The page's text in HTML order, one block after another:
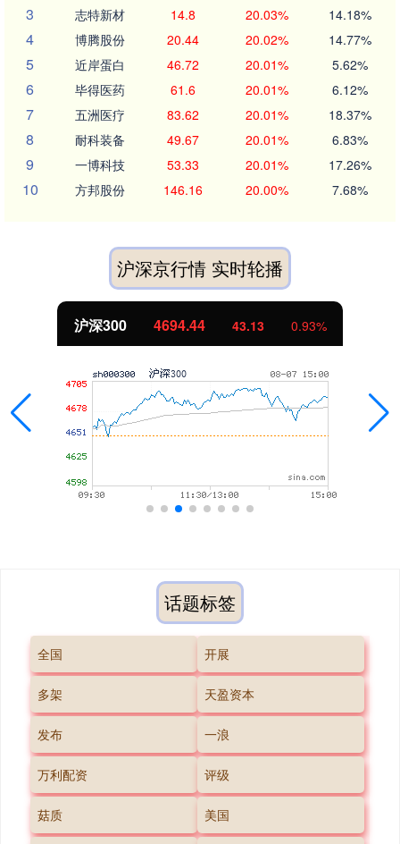
3 志特新材 14.8 20.03% 14.18%
4 博腾股份 20.44 20.02% 14.77%
5 近岸蛋白 46.72 20.01% 5.62%
6 毕得医药 61.6 20.01% 6.12%
7 五洲医疗 83.62 20.01% 18.37%
8 耐科装备 49.67 20.01% 6.83%
9 一博科技 53.33 20.01% 17.26%
10 方邦股份 146.16 20.00% 7.68%
沪深京行情 实时轮播
沪深300 4694.44 43.13 0.93%
话题标签
全国 开展
多架 天盈资本
发布 一浪
万利配资 评级
菇质 美国